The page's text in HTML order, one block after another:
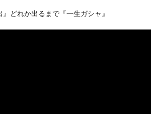
』どれか出るまで『一生ガシャ』